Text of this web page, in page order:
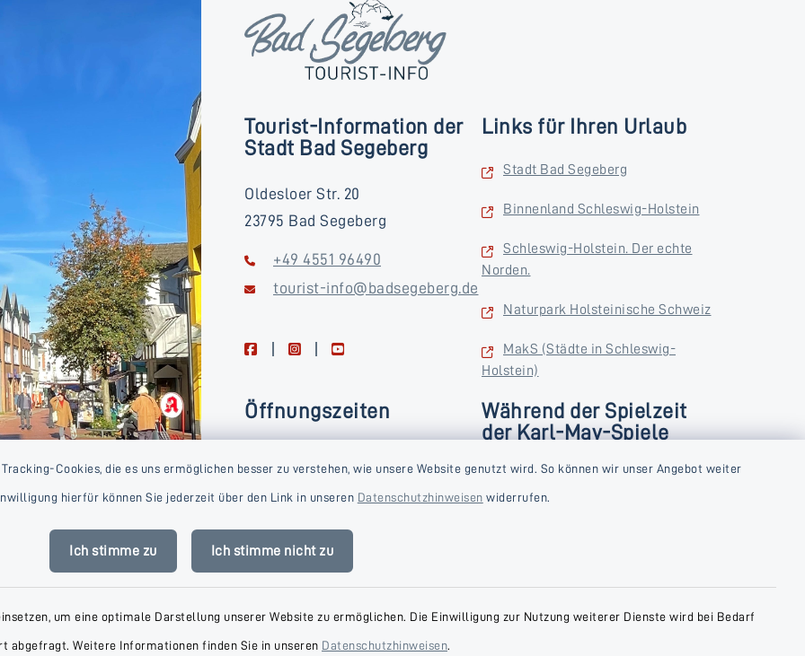
Cookies, die es uns ermöglichen besser zu verstehen, wie unsere Website genutzt wird. So können wir unser Angebot weiter
hierfür können Sie jederzeit über den Link in unseren Datenschutzhinweisen widerrufen.
Ich stimme zu Ich stimme nicht zu
um eine optimale Darstellung unserer Website zu ermöglichen. Die Einwilligung zur Nutzung weiterer Dienste wird bei Bedarf
abgefragt. Weitere Informationen finden Sie in unseren Datenschutzhinweisen.
Tourist-Information der
Stadt Bad Segeberg
Oldesloer Str. 20
23795 Bad Segeberg
+49 4551 96490
tourist-info@badsegeberg.de
facebookinstagramyoutube
Links für Ihren Urlaub
Stadt Bad Segeberg
Binnenland Schleswig-Holstein
Schleswig-Holstein. Der echte
Norden.
Naturpark Holsteinische Schweiz
MakS (Städte in Schleswig-
Holstein)
Öffnungszeiten
Freitag
09:00-16:00 Uhr
Mittwoch
09:00-14:00 Uhr
Während der Spielzeit
der Karl-May-Spiele
Donnerstag und Freitag